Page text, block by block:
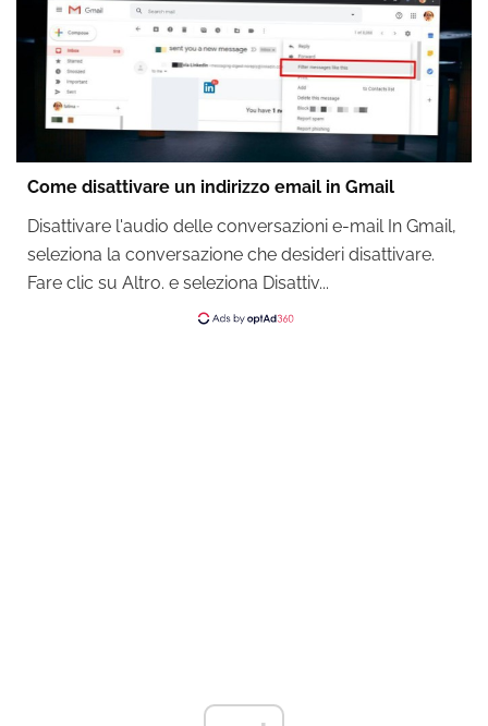
Come disattivare un indirizzo email in Gmail
Disattivare l'audio delle conversazioni e-mail In Gmail,
seleziona la conversazione che desideri disattivare.
Fare clic su Altro. e seleziona Disattiv...